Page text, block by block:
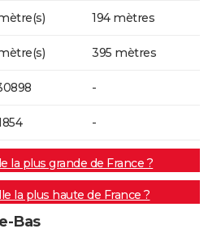
194 mètres
395 mètres
-
-
la plus grande de France ?
la plus haute de France ?
Bas